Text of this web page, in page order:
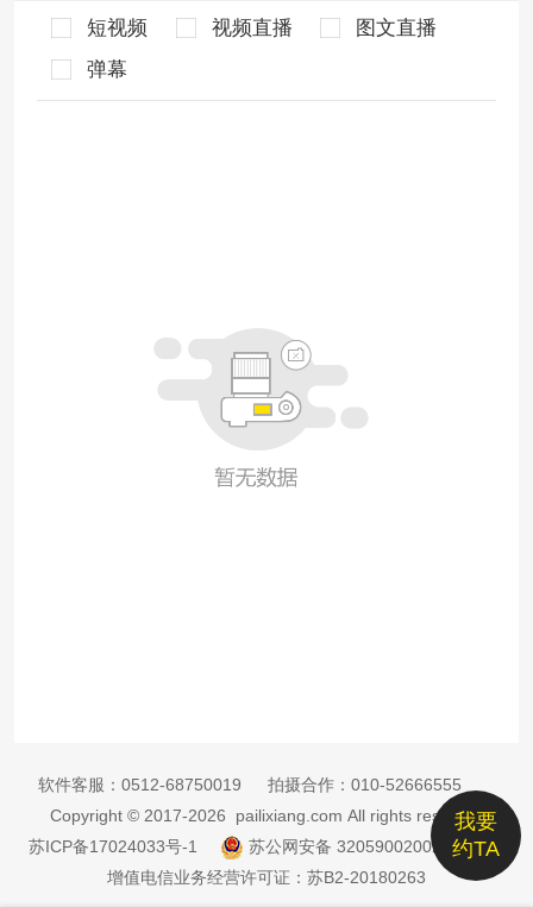
短视频 视频直播
图文直播
弹幕
我要
约TA
软件客服： 0512-68750019 拍摄合作： 010-52666555
Copyright © 2017-2026 pailixiang.com All rights reserved
苏ICP备17024033号-1
苏公网安备 32059002002885号
增值电信业务经营许可证：苏B2-20180263